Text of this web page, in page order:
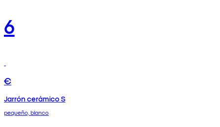
6
€
Jarrón cerámico S
pequeño, blanco